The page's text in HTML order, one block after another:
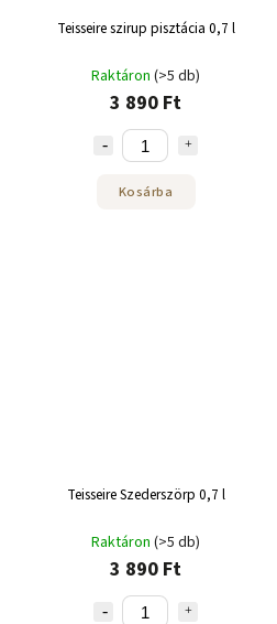
Teisseire szirup pisztácia 0,7 l
Raktáron (>5 db)
3 890 Ft
Kosárba
Teisseire Szederszörp 0,7 l
Raktáron (>5 db)
3 890 Ft